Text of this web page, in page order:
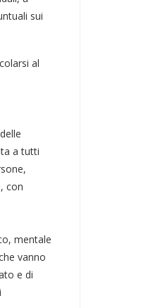
sui
al
a tutti
con
mentale
vanno
e di